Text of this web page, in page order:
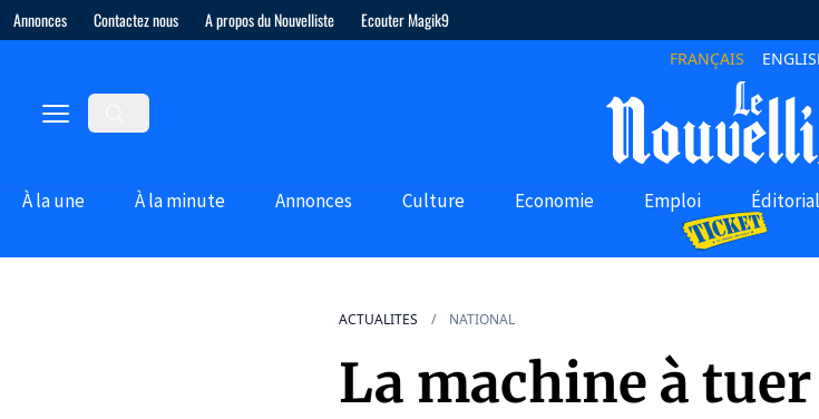
Annonces Contactez nous A propos du Nouvelliste Ecouter Magik9
FRANÇAIS
À la une À la minute Annonces Culture Economie Emploi Éditorial
ACTUALITES NATIONAL
La machine à tuer